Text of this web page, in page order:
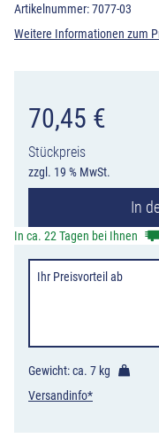
Artikelnummer:7077-03
Weitere Informationen zum
70,45 €
Stückpreis
zzgl. 19 % MwSt.
In
In ca. 22 Tagen bei Ihnen
Ihr Preisvorteil ab
Gewicht: ca. 7 kg
Versandinfo*